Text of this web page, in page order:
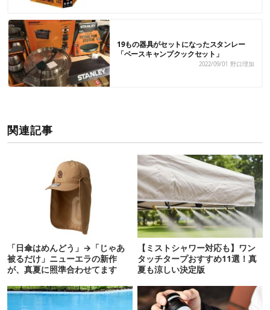
19もの器具がセットになったスタンレー
「ベースキャンプクックセット」
2022/09/01 野口理加
関連記事
「日傘はめんどう」→「じゃあ
被るだけ」ニューエラの新作
が、真夏に照準合わせてます
【ミストシャワー対応も】ワン
タッチタープおすすめ11選！真
夏も涼しい決定版